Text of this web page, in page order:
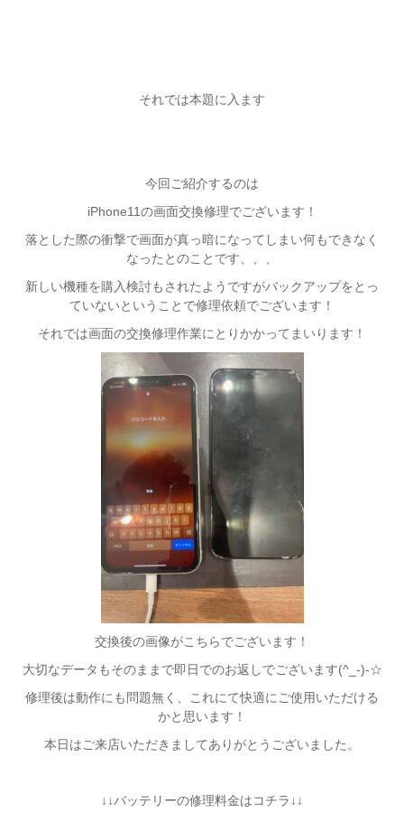
それでは本題に入ます
今回ご紹介するのは
iPhone11の画面交換修理でございます！
落とした際の衝撃で画面が真っ暗になってしまい何もできなく
なったとのことです、、、
新しい機種を購入検討もされたようですがバックアップをとっ
ていないということで修理依頼でございます！
それでは画面の交換修理作業にとりかかってまいります！
交換後の画像がこちらでございます！
大切なデータもそのままで即日でのお返しでございます(^_-)-☆
修理後は動作にも問題無く、これにて快適にご使用いただける
かと思います！
本日はご来店いただきましてありがとうございました。
↓↓バッテリーの修理料金はコチラ↓↓